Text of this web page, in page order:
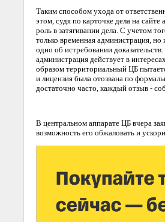
Таким способом ухода от
этом, судя по карточке дела на
роль в затягивании дела. С учетом
только временная администрация,
одно об истребовании
администрация действует в
образом территориальный ЦБ
и лицензия была отозвана по
достаточно часто, каждый отзыв -
В центральном аппарате ЦБ вчера
возможность его обжаловать и